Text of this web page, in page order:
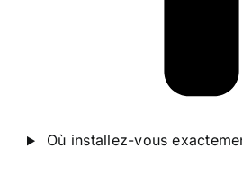
Où installez-vous